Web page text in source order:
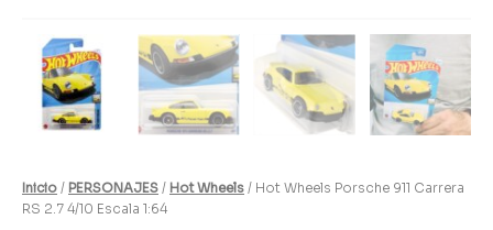
Inicio / PERSONAJES / Hot Wheels / Hot Wheels Porsche 911 Carrera
RS 2.7 4/10 Escala 1:64